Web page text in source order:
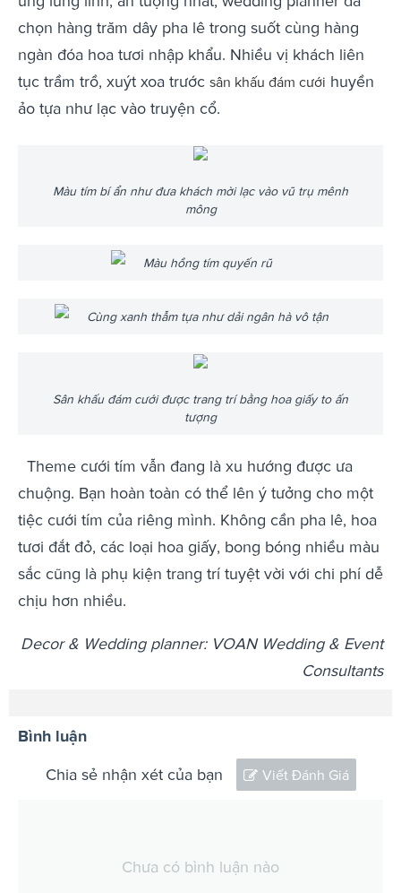
chọn hàng trăm dây pha lê trong suốt cùng hàng
ngàn đóa hoa tươi nhập khẩu. Nhiều vị khách liên
tục trầm trồ, xuýt xoa trước sân khấu đám cưới huyền
ảo tựa như lạc vào truyện cổ.
Màu tím bí ẩn như đưa khách mời lạc vào vũ trụ mênh
mông
Màu hồng tím quyến rũ
Cùng xanh thẫm tựa như dải ngân hà vô tận
Sân khấu đám cưới được trang trí bằng hoa giấy to ấn
tượng
Theme cưới tím vẫn đang là xu hướng được ưa
chuộng. Bạn hoàn toàn có thể lên ý tưởng cho một
tiệc cưới tím của riêng mình. Không cần pha lê, hoa
tươi đắt đỏ, các loại hoa giấy, bong bóng nhiều màu
sắc cũng là phụ kiện trang trí tuyệt vời với chi phí dễ
chịu hơn nhiều.
Decor & Wedding planner: VOAN Wedding & Event
Consultants
Bình luận
Chia sẻ nhận xét của bạn Viết Đánh Giá
Chưa có bình luận nào